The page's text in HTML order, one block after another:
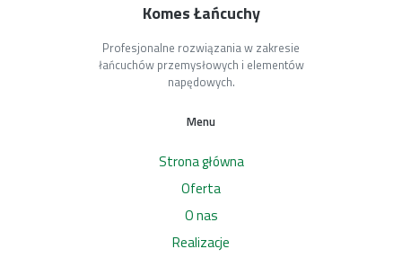
Komes Łańcuchy
Profesjonalne rozwiązania w zakresie
łańcuchów przemysłowych i elementów
napędowych.
Menu
Strona główna
Oferta
O nas
Realizacje